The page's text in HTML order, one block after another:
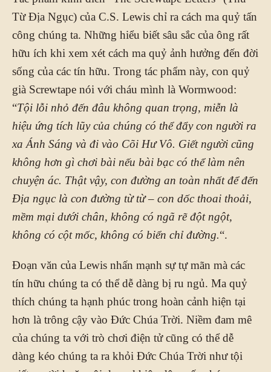
Từ Địa Ngục) của C.S. Lewis chỉ ra cách ma quỷ tấn
công chúng ta. Những hiểu biết sâu sắc của ông rất
hữu ích khi xem xét cách ma quỷ ảnh hưởng đến đời
sống của các tín hữu. Trong tác phẩm này, con quỷ
già Screwtape nói với cháu mình là Wormwood:
“Tội lỗi nhỏ đến đâu không quan trọng, miễn là
hiệu ứng tích lũy của chúng có thể đẩy con người ra
xa Ánh Sáng và đi vào Cõi Hư Vô. Giết người cũng
không hơn gì chơi bài nếu bài bạc có thể làm nên
chuyện ác. Thật vậy, con đường an toàn nhất để đến
Địa ngục là con đường từ từ – con dốc thoai thoải,
mềm mại dưới chân, không có ngã rẽ đột ngột,
không có cột mốc, không có biển chỉ đường.“.
Đoạn văn của Lewis nhấn mạnh sự tự mãn mà các
tín hữu chúng ta có thể dễ dàng bị ru ngủ. Ma quỷ
thích chúng ta hạnh phúc trong hoàn cảnh hiện tại
hơn là trông cậy vào Đức Chúa Trời. Niềm đam mê
của chúng ta với trò chơi điện tử cũng có thể dễ
dàng kéo chúng ta ra khỏi Đức Chúa Trời như tội